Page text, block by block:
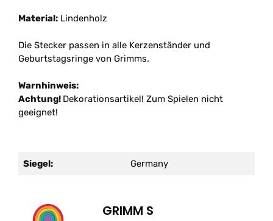
Material: Lindenholz
Die Stecker passen in alle Kerzenständer und
Geburtstagsringe von Grimms.
Warnhinweis:
Achtung! Dekorationsartikel! Zum Spielen nicht
geeignet!
Siegel: Germany
GRIMM S